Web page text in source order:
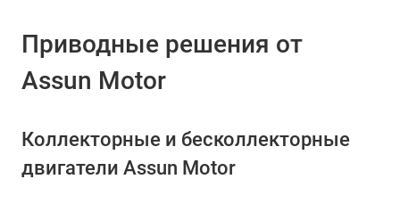
Приводные решения от
Assun Motor
Коллекторные и бесколлекторные
двигатели Assun Motor